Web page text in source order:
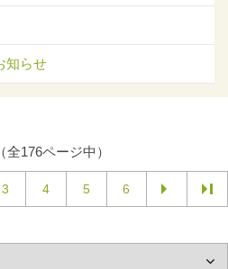
知らせ
全176ページ中）
3 4 5 6